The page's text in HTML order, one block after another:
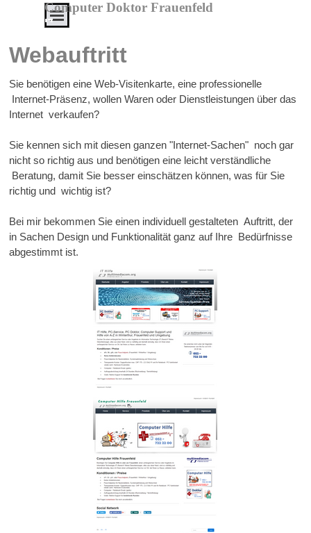
Direkt zum Seiteninhalt
Menü überspringen
IT
von
A
-
Z
aus
einer
Hand
erschwinglichen
Preisen
Service
Qualität
Computer Doktor Frauenfeld
Webauftritt
Sie benötigen eine Web-Visitenkarte, eine professionelle
Internet-Präsenz, wollen Waren oder Dienstleistungen über das
Internet verkaufen?
Sie kennen sich mit diesen ganzen "Internet-Sachen" noch gar
nicht so richtig aus und benötigen eine leicht verständliche
Beratung, damit Sie besser einschätzen können, was für Sie
richtig und wichtig ist?
Bei mir bekommen Sie einen individuell gestalteten Auftritt, der
in Sachen Design und Funktionalität ganz auf Ihre Bedürfnisse
abgestimmt ist.